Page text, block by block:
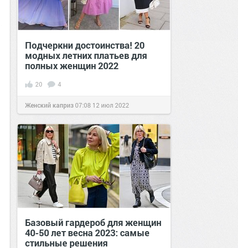
Подчеркни достоинства! 20
модных летних платьев для
полных женщин 2022
20 4
Женский каприз07:08 12 июл 2022
Базовый гардероб для женщин
40-50 лет весна 2023: самые
стильные решения